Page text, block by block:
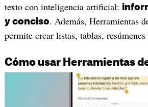
texto con inteligencia artificial:
y conciso. Además, Herramientas
permite crear listas, tablas,
Cómo usar Herramientas